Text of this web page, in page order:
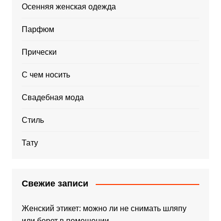
Осенняя женская одежда
Парфюм
Прически
С чем носить
Свадебная мода
Стиль
Тату
Свежие записи
Женский этикет: можно ли не снимать шляпу